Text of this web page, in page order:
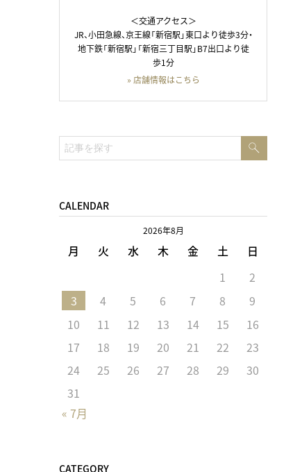
＜交通アクセス＞
JR、小田急線、京王線「新宿駅」東口より徒歩3分・
地下鉄「新宿駅」「新宿三丁目駅」B7出口より徒
歩1分
» 店舗情報はこちら
検
索:
CALENDAR
2026年8月
月 火 水 木 金 土 日
« 7月
1
2
3
4 5 6 7 8
9
10
11 12 13 14 15
16
17
18 19 20 21 22
23
24
25 26 27 28 29
30
31
CATEGORY